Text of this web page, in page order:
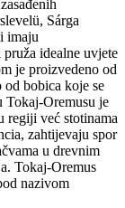
Sárga
imaju
idealne uvjete
je proizvedeno od
bobica koje se
Tokaj-Oremusu je
regiji već stotinama
zahtijevaju spor
u drevnim
Tokaj-Oremus
nazivom